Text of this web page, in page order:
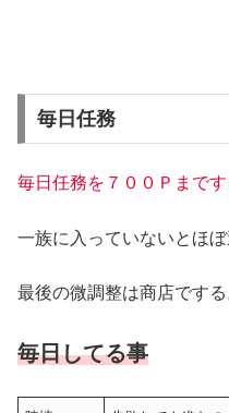
毎日任務
毎日任務を７００Ｐまで
一族に入っていないとほぼ
最後の微調整は商店です
毎日してる事